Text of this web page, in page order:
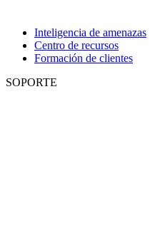
Inteligencia de amenazas
Centro de recursos
Formación de clientes
SOPORTE